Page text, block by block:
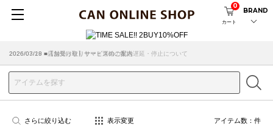
カート
0
BRAND
2026/07/29 ■【お知らせ】ヤマト運輸の配送遅延・停止について
2026/03/18 ■店舗受け取りサービスのご案内
さらに絞り込む 表示変更 アイテム数： 件